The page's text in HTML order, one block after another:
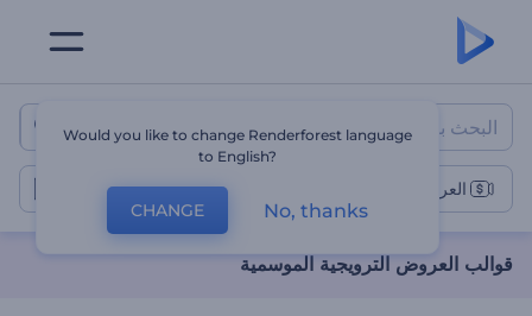
قوالب العروض الترويجية
العروض الترويجية الموسمية
قوالب العروض الترويجية الموسمية
Would you like to change Renderforest language
to English?
CHANGE No, thanks